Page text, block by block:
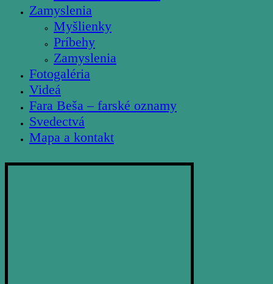
Zamyslenia
Myšlienky
Príbehy
Zamyslenia
Fotogaléria
Videá
Fara Beša – farské oznamy
Svedectvá
Mapa a kontakt